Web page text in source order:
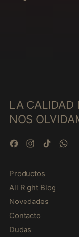
LA CALIDAD
NOS
FacebookInstagram
TikTok
Productos
All Right Blog
Novedades
Contacto
Dudas
Gâmbia (MXN $)
Gana (MXN $)
Groenlândia (MXN
Guadalupe (MXN $)
Guatemala (MXN $)